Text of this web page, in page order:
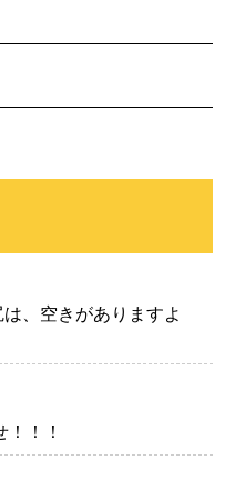
、空きがありますよ
！！！